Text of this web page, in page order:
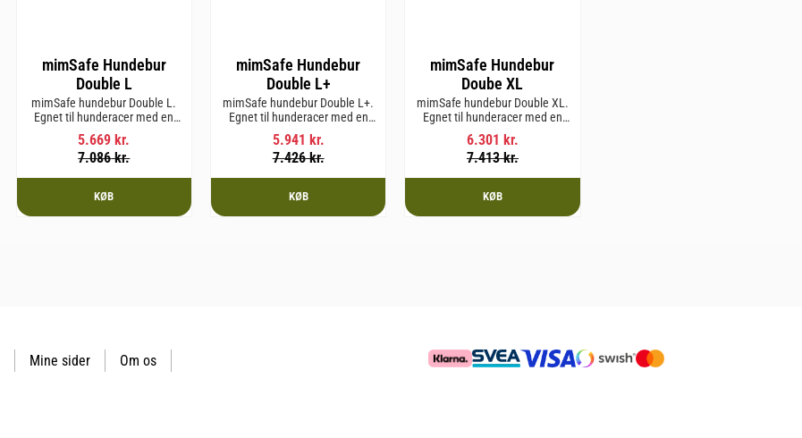
mimSafe Hundebur
Double L
mimSafe hundebur Double L.
Egnet til hunderacer med en
skulderhøjde på op til 58 cm.
5.669 kr.
7.086kr.
KØB
mimSafe Hundebur
Double L+
mimSafe hundebur Double L+.
Egnet til hunderacer med en
skulderhøjde på op til 62 cm.
5.941 kr.
7.426kr.
KØB
mimSafe Hundebur
Doube XL
mimSafe hundebur Double XL.
Egnet til hunderacer med en
skulderhøjde på op til 64 cm.
6.301 kr.
7.413kr.
KØB
Mine sider
Om os